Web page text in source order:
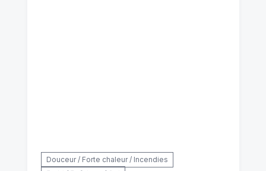
Douceur / Forte chaleur / Incendies